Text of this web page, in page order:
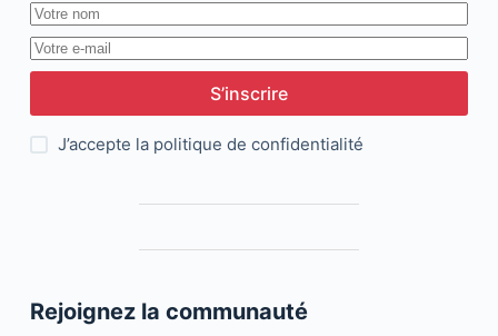
S’inscrire
J’accepte la politique de confidentialité
Rejoignez la communauté